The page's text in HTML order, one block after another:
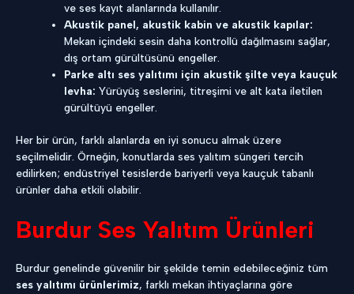
ve ses kayıt alanlarında kullanılır.
Akustik panel, akustik kabin ve akustik kapılar:
Mekan içindeki sesin daha kontrollü dağılmasını sağlar,
dış ortam gürültüsünü engeller.
Parke altı ses yalıtımı için akustik şilte veya kauçuk
levha: Yürüyüş seslerini, titreşimi ve alt kata iletilen
gürültüyü engeller.
Her bir ürün, farklı alanlarda en iyi sonucu almak üzere
seçilmelidir. Örneğin, konutlarda ses yalıtım süngeri tercih
edilirken; endüstriyel tesislerde bariyerli veya kauçuk tabanlı
ürünler daha etkili olabilir.
Burdur Ses Yalıtım Ürünleri
Burdur genelinde güvenilir bir şekilde temin edebileceğiniz tüm
ses yalıtımı ürünlerimiz, farklı mekan ihtiyaçlarına göre